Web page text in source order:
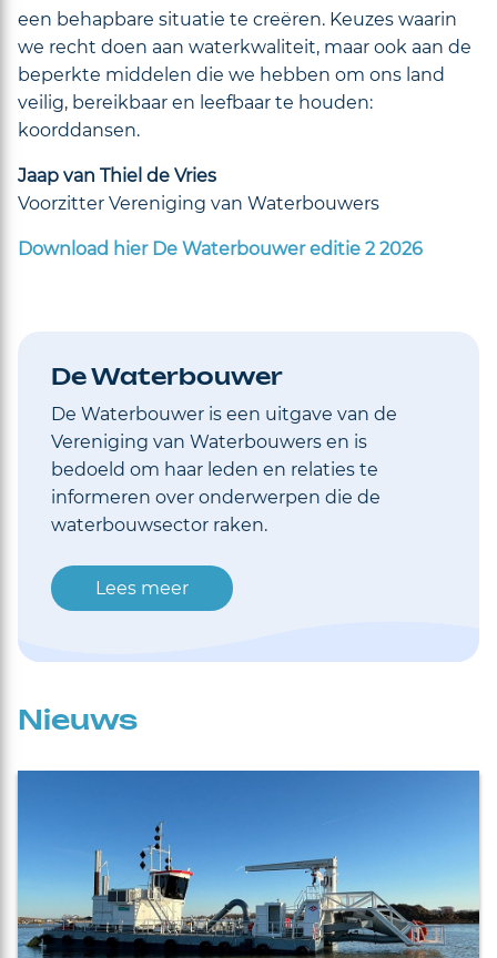
een behapbare situatie te creëren. Keuzes waarin
we recht doen aan waterkwaliteit, maar ook aan de
beperkte middelen die we hebben om ons land
veilig, bereikbaar en leefbaar te houden:
koorddansen.
Jaap van Thiel de Vries
Voorzitter Vereniging van Waterbouwers
Download hier De Waterbouwer editie 2 2026
De Waterbouwer
De Waterbouwer is een uitgave van de
Vereniging van Waterbouwers en is
bedoeld om haar leden en relaties te
informeren over onderwerpen die de
waterbouwsector raken.
Lees meer
Nieuws